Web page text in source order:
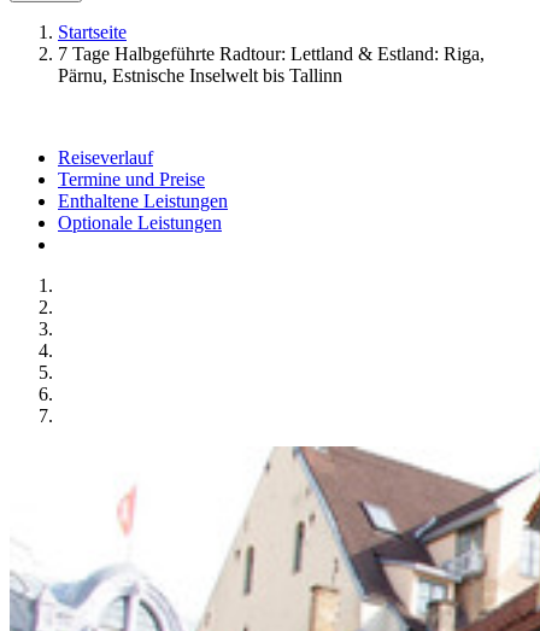
Startseite
7 Tage Halbgeführte Radtour: Lettland & Estland: Riga,
Pärnu, Estnische Inselwelt bis Tallinn
Reiseverlauf
Termine und Preise
Enthaltene Leistungen
Optionale Leistungen